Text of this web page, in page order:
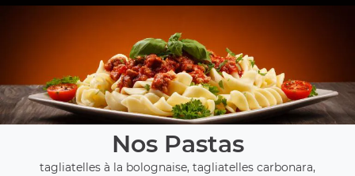
Nos Pastas
tagliatelles à la bolognaise, tagliatelles carbonara,